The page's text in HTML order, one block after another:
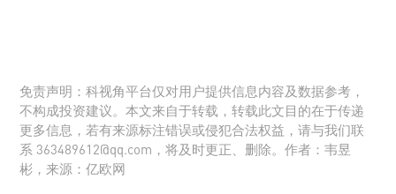
免责声明：科视角平台仅对用户提供信息内容及数据参考，
不构成投资建议。本文来自于转载，转载此文目的在于传递
更多信息，若有来源标注错误或侵犯合法权益，请与我们联
系 363489612@qq.com，将及时更正、删除。作者：韦昱
彬，来源：亿欧网